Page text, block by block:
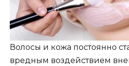
Волосы и кожа постоянно
вредным воздействием